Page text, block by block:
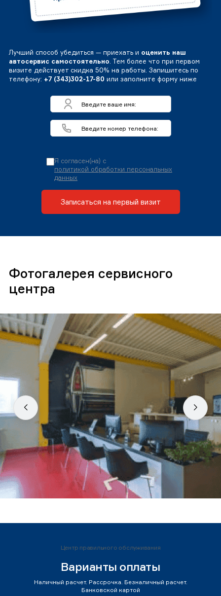
Лучший способ убедиться — приехать и оценить наш
автосервис самостоятельно. Тем более что при первом
визите действует скидка 50% на работы. Запишитесь по
телефону: +7 (343)302-17-80 или заполните форму ниже
Я согласен(на) с
политикой обработки персональных
данных
Записаться на первый визит
Фотогалерея сервисного
центра
Центр правильного обслуживания
Варианты оплаты
Наличный расчет. Рассрочка. Безналичный расчет.
Банковской картой